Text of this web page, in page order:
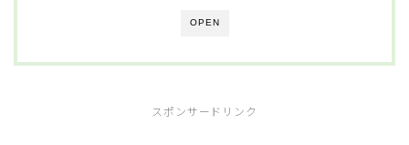
OPEN
スポンサードリンク